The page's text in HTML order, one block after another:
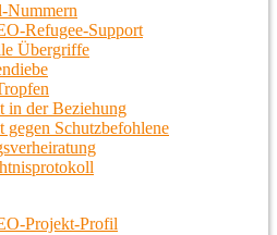
Nummern
Refugee-Support
Übergriffe
in der Beziehung
gegen Schutzbefohlene
Projekt-Profil